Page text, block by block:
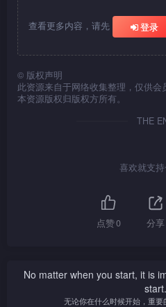
查看更多内容，请先 登录
© 版权声明
此资源来自于网络收集整理，仅供会
本资源版权归版权方所有。
THE
喜欢就支
点赞0 分享
No matter when you start, it is
start.
无论你在什么时候开始，重